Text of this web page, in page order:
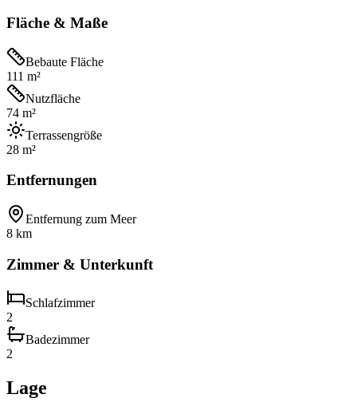
Fläche & Maße
Bebaute Fläche
111 m²
Nutzfläche
74 m²
Terrassengröße
28 m²
Entfernungen
Entfernung zum Meer
8 km
Zimmer & Unterkunft
Schlafzimmer
2
Badezimmer
2
Lage